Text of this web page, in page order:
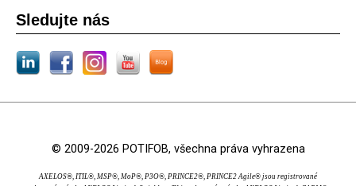
Sledujte nás
© 2009-2026 POTIFOB, všechna práva vyhrazena
AXELOS®, ITIL®, MSP®, MoP®, P3O®, PRINCE2®, PRINCE2 Agile® jsou registrované